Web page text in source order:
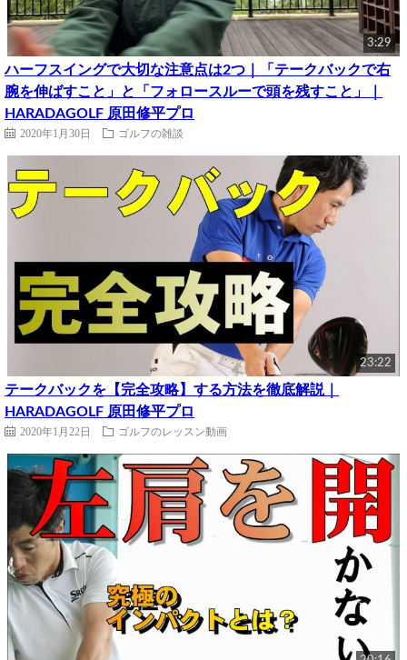
3:29
ハーフスイングで大切な注意点は2つ｜「テークバックで右
腕を伸ばすこと」と「フォロースルーで頭を残すこと」｜
HARADAGOLF 原田修平プロ
2020年1月30日 ゴルフの雑談
23:22
テークバックを【完全攻略】する方法を徹底解説｜
HARADAGOLF 原田修平プロ
2020年1月22日 ゴルフのレッスン動画